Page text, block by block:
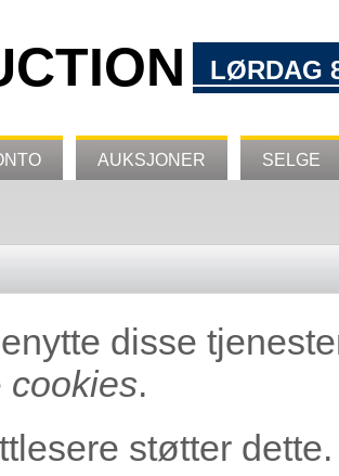
LØRDAG
AUKSJONER SELGE
disse
cookies.
støtter dette.